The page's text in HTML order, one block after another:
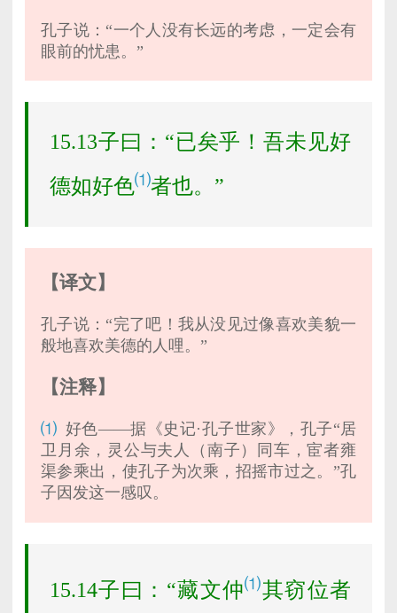
孔子说：“一个人没有长远的考虑，一定会有
眼前的忧患。”
15.13子曰：“已矣乎！吾未见好
德如好色⑴者也。”
【译文】
孔子说：“完了吧！我从没见过像喜欢美貌一
般地喜欢美德的人哩。”
【注释】
⑴ 好色——据《史记·孔子世家》，孔子“居
卫月余，灵公与夫人（南子）同车，宦者雍
渠参乘出，使孔子为次乘，招摇市过之。”孔
子因发这一感叹。
15.14子曰：“藏文仲⑴其窃位者